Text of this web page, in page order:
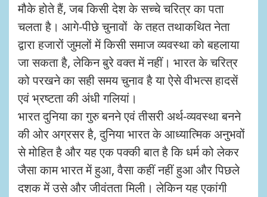
मौके होते हैं, जब किसी देश के सच्चे चरित्र का पता
चलता है। आगे-पीछे चुनावों के तहत तथाकथित नेता
द्वारा हजारों जुमलों में किसी समाज व्यवस्था को बहलाया
जा सकता है, लेकिन बुरे वक्त में नहीं। भारत के चरित्र
को परखने का सही समय चुनाव है या ऐसे वीभत्स हादसें
एवं भ्रष्टता की अंधी गलियां।
भारत दुनिया का गुरु बनने एवं तीसरी अर्थ-व्यवस्था बनने
की ओर अग्रसर है, दुनिया भारत के आध्यात्मिक अनुभवों
से मोहित है और यह एक पक्की बात है कि धर्म को लेकर
जैसा काम भारत में हुआ, वैसा कहीं नहीं हुआ और पिछले
दशक में उसे और जीवंतता मिली। लेकिन यह एकांगी